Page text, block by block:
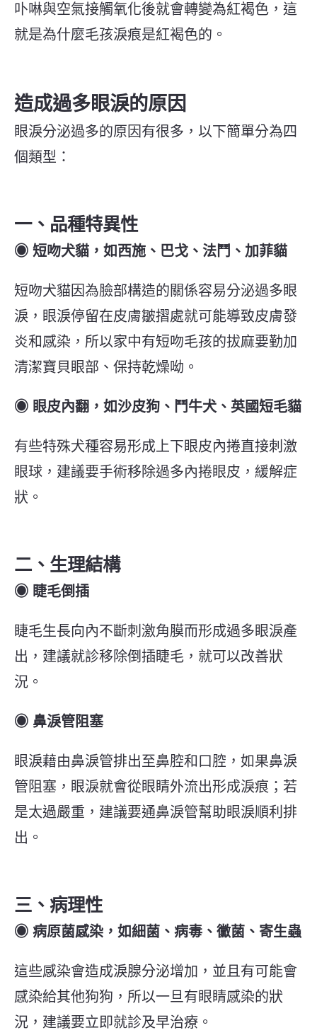
卟啉與空氣接觸氧化後就會轉變為紅褐色，這
就是為什麼毛孩淚痕是紅褐色的。
造成過多眼淚的原因
眼淚分泌過多的原因有很多，以下簡單分為四
個類型：
一、品種特異性
◉ 短吻犬貓，如西施、巴戈、法鬥、加菲貓
短吻犬貓因為臉部構造的關係容易分泌過多眼
淚，眼淚停留在皮膚皺摺處就可能導致皮膚發
炎和感染，所以家中有短吻毛孩的拔麻要勤加
清潔寶貝眼部、保持乾燥呦。
◉ 眼皮內翻，如沙皮狗、鬥牛犬、英國短毛貓
有些特殊犬種容易形成上下眼皮內捲直接刺激
眼球，建議要手術移除過多內捲眼皮，緩解症
狀。
二、生理結構
◉ 睫毛倒插
睫毛生長向內不斷刺激角膜而形成過多眼淚產
出，建議就診移除倒插睫毛，就可以改善狀
況。
◉ 鼻淚管阻塞
眼淚藉由鼻淚管排出至鼻腔和口腔，如果鼻淚
管阻塞，眼淚就會從眼睛外流出形成淚痕； 若
是太過嚴重，建議要通鼻淚管幫助眼淚順利排
出。
三、病理性
◉ 病原菌感染，如細菌、病毒、黴菌、寄生蟲
這些感染會造成淚腺分泌增加，並且有可能會
感染給其他狗狗，所以一旦有眼睛感染的狀
況，建議要立即就診及早治療。